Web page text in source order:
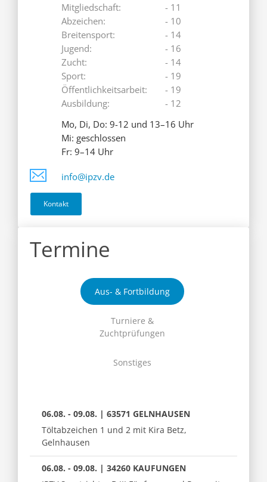
Mitgliedschaft:
Abzeichen:
Breitensport:
Jugend:
Zucht:
Sport:
Öffentlichkeitsarbeit:
Ausbildung:
- 11
- 10
- 14
- 16
- 14
- 19
- 19
- 12
Mo, Di, Do: 9-12 und 13–16 Uhr
Mi: geschlossen
Fr: 9–14 Uhr
info@ipzv.de
Kontakt
Termine
Aus- & Fortbildung
Turniere &
Zuchtprüfungen
Sonstiges
06.08. - 09.08. | 63571 GELNHAUSEN
Töltabzeichen 1 und 2 mit Kira Betz,
Gelnhausen
06.08. - 09.08. | 34260 KAUFUNGEN